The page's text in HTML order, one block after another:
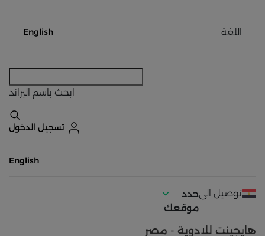
اللغة English
ابحث باسم البراند
تسجيل الدخول
English
توصيل الىحدد
موقعك
هايجينت للادوية - مصر